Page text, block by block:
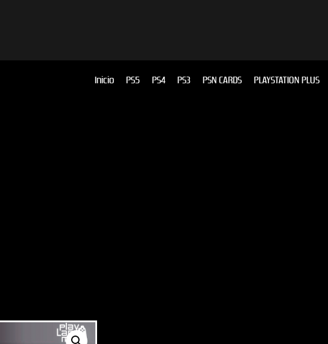
Inicio PS5 PS4 PS3 PSN CARDS PLAYSTATION PLUS